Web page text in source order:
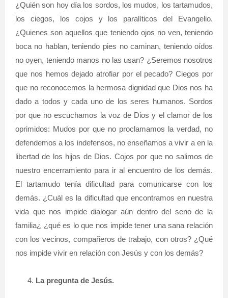
¿Quién son hoy día los sordos, los mudos, los tartamudos,
los ciegos, los cojos y los paralíticos del Evangelio.
¿Quienes son aquellos que teniendo ojos no ven, teniendo
boca no hablan, teniendo pies no caminan, teniendo oídos
no oyen, teniendo manos no las usan? ¿Seremos nosotros
que nos hemos dejado atrofiar por el pecado? Ciegos por
que no reconocemos la hermosa dignidad que Dios nos ha
dado a todos y cada uno de los seres humanos. Sordos
por que no escuchamos la voz de Dios y el clamor de los
oprimidos: Mudos por que no proclamamos la verdad, no
defendemos a los indefensos, no enseñamos a vivir a en la
libertad de los hijos de Dios. Cojos por que no salimos de
nuestro encerramiento para ir al encuentro de los demás.
El tartamudo tenía dificultad para comunicarse con los
demás. ¿Cuál es la dificultad que encontramos en nuestra
vida que nos impide dialogar aún dentro del seno de la
familia¿ ¿qué es lo que nos impide tener una sana relación
con los vecinos, compañeros de trabajo, con otros? ¿Qué
nos impide vivir en relación con Jesús y con los demás?
La pregunta de Jesús.